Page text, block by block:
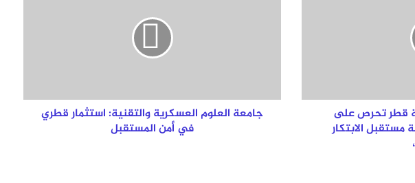
قطر تحرص على
مستقبل الابتكار
المستقبل
جامعة العلوم العسكرية والتقنية: استثمار قطري
في أمن المستقبل